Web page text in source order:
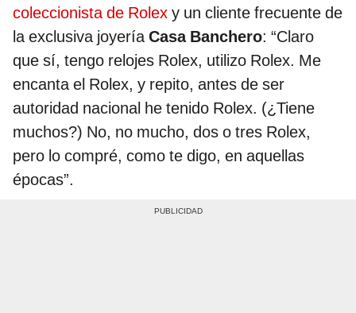
coleccionista de Rolex y un cliente frecuente de
la exclusiva joyeríaCasa Banchero: “Claro
que sí, tengo relojes Rolex, utilizo Rolex. Me
encanta el Rolex, y repito, antes de ser
autoridad nacional he tenido Rolex. (¿Tiene
muchos?) No, no mucho, dos o tres Rolex,
pero lo compré, como te digo, en aquellas
épocas”.